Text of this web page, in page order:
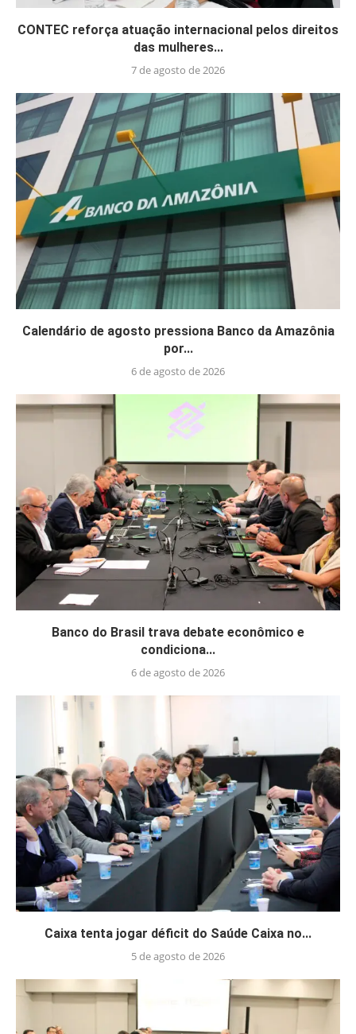
CONTEC reforça atuação internacional pelos direitos
das mulheres...
7 de agosto de 2026
Calendário de agosto pressiona Banco da Amazônia
por...
6 de agosto de 2026
Banco do Brasil trava debate econômico e
condiciona...
6 de agosto de 2026
Caixa tenta jogar déficit do Saúde Caixa no...
5 de agosto de 2026